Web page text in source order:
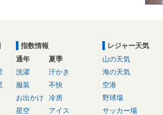
指数情報
通年
洗濯
服装
お出かけ
星空
夏季
汗かき
不快
冷房
アイス
レジャー天気
山の天気
海の天気
空港
野球場
サッカー場